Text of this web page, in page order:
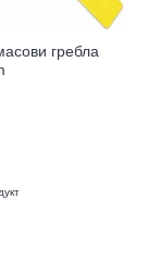
гребла